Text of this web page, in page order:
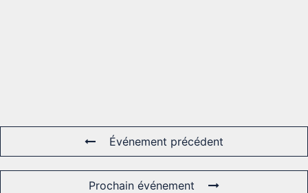
Événement précédent
Prochain événement